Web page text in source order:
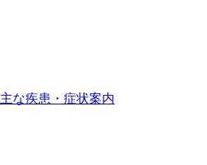
主な疾患・症状案内